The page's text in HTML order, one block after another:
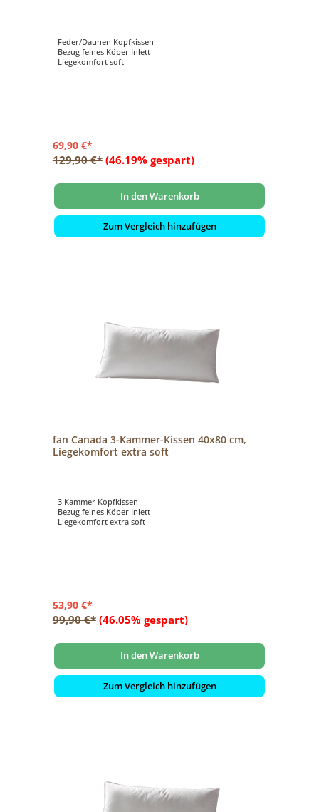
- Feder/Daunen Kopfkissen
- Bezug feines Köper Inlett
- Liegekomfort soft
69,90 €*
129,90 €* (46.19% gespart)
In den Warenkorb
Zum Vergleich hinzufügen
fan Canada 3-Kammer-Kissen 40x80 cm,
Liegekomfort extra soft
- 3 Kammer Kopfkissen
- Bezug feines Köper Inlett
- Liegekomfort extra soft
53,90 €*
99,90 €* (46.05% gespart)
In den Warenkorb
Zum Vergleich hinzufügen